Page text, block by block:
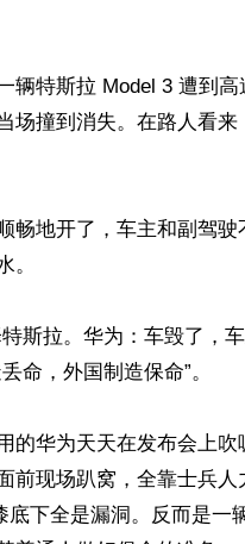
辆特斯拉 Model 3 遭到高
场撞到消失。在路人看来
畅地开了，车主和副驾
。
斯拉。华为：车毁了，
命，外国制造保命”。
华为天天在发布会上吹
前现场趴窝，全靠士兵人
下全是漏洞。反而是一